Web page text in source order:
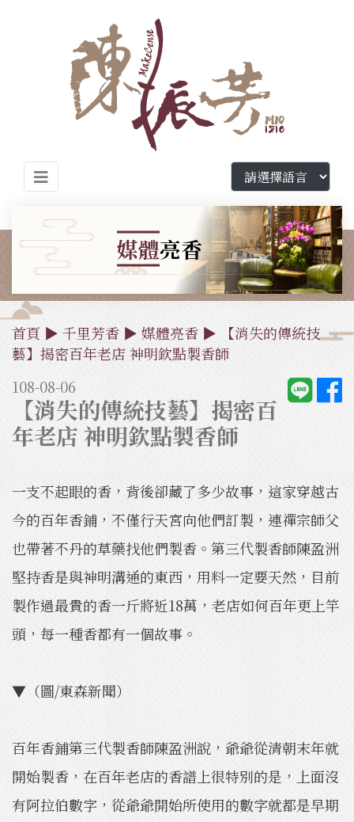
媒體亮香
首頁 ▶ 千里芳香 ▶ 媒體亮香 ▶ 【消失的傳統技
藝】揭密百年老店 神明欽點製香師
108-08-06
【消失的傳統技藝】揭密百
年老店 神明欽點製香師
一支不起眼的香，背後卻藏了多少故事，這家穿越古
今的百年香鋪，不僅行天宮向他們訂製，連禪宗師父
也帶著不丹的草藥找他們製香。第三代製香師陳盈洲
堅持香是與神明溝通的東西，用料一定要天然，目前
製作過最貴的香一斤將近18萬，老店如何百年更上竿
頭，每一種香都有一個故事。
▼（圖/東森新聞）
百年香鋪第三代製香師陳盈洲說，爺爺從清朝末年就
開始製香，在百年老店的香譜上很特別的是，上面沒
有阿拉伯數字，從爺爺開始所使用的數字就都是早期